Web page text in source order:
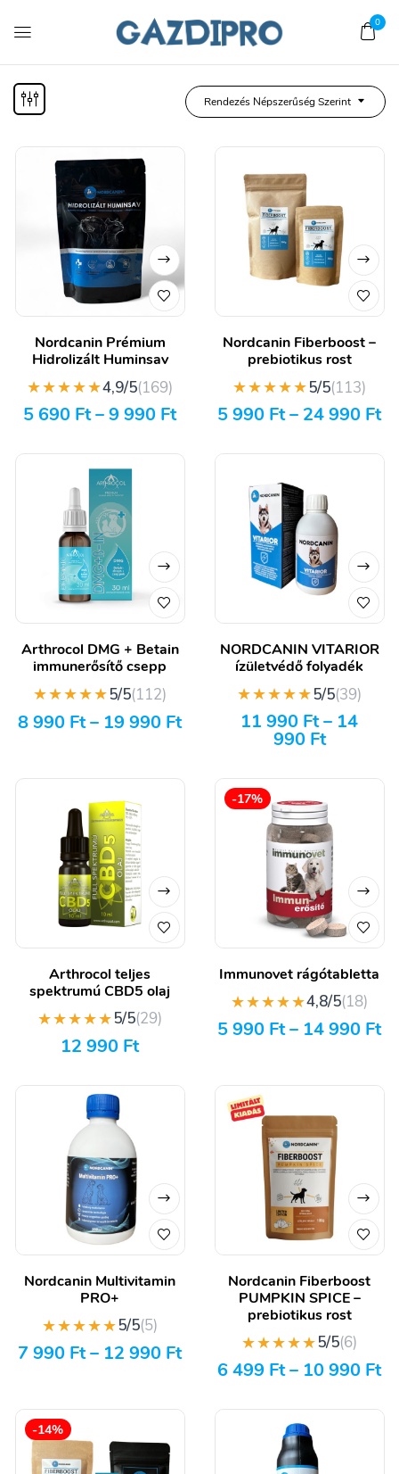
0
Rendezés Népszerűség Szerint
Nordcanin Prémium
Hidrolizált Huminsav
★★★★★4,9/5(169)
5 690 Ft–9 990 Ft
Nordcanin Fiberboost –
prebiotikus rost
★★★★★5/5(113)
5 990 Ft– 24 990 Ft
Arthrocol DMG + Betain
immunerősítő csepp
★★★★★5/5(112)
8 990 Ft– 19 990 Ft
NORDCANIN VITARIOR
ízületvédő folyadék
★★★★★5/5(39)
11 990 Ft– 14
990 Ft
Arthrocol teljes
spektrumú CBD5 olaj
★★★★★5/5(29)
12 990 Ft
-17%
Immunovet rágótabletta
★★★★★4,8/5(18)
5 990 Ft– 14 990 Ft
Nordcanin Multivitamin
PRO+
★★★★★5/5(5)
7 990 Ft– 12 990 Ft
Nordcanin Fiberboost
PUMPKIN SPICE –
prebiotikus rost
★★★★★5/5(6)
6 499 Ft– 10 990 Ft
-14%